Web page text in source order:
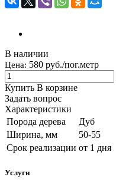
В наличии
Цена: 580 руб./пог.метр
Купить В корзине
Задать вопрос
Характеристики
Порода дерева
Дуб
Ширина, мм
50-55
Срок реализации от 1 дня
Услуги